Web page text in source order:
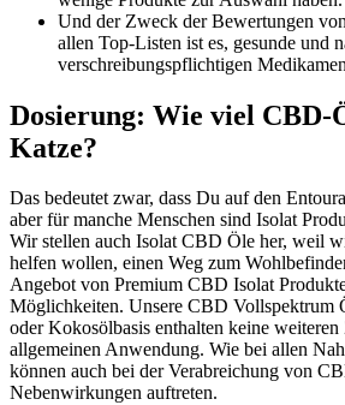
Und der Zweck der Bewertungen
allen Top-Listen ist es, gesunde und
verschreibungspflichtigen
Dosierung: Wie viel CBD-
Katze?
Das bedeutet zwar, dass Du auf den
aber für manche Menschen sind Isolat
Wir stellen auch Isolat CBD Öle her, weil
helfen wollen, einen Weg zum
Angebot von Premium CBD Isolat
Möglichkeiten. Unsere CBD Vollspektrum
oder Kokosölbasis enthalten keine weiteren
allgemeinen Anwendung. Wie bei allen
können auch bei der Verabreichung von
Nebenwirkungen auftreten.